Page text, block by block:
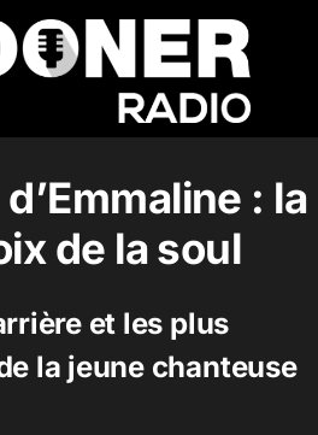
: la
de la soul
et les plus
la jeune chanteuse